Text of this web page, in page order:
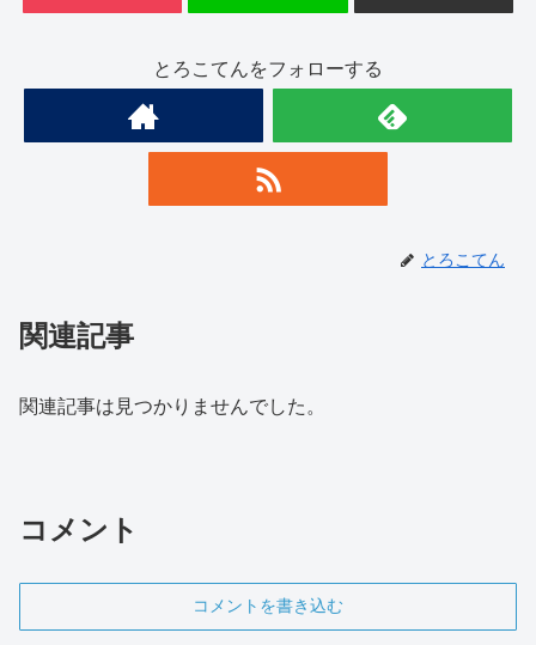
とろこてんをフォローする
とろこてん
関連記事
関連記事は見つかりませんでした。
コメント
コメントを書き込む